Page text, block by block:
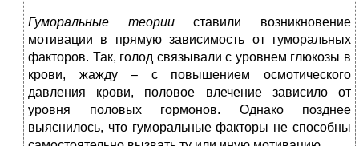
Гуморальные теорииставили возникновение
мотивации в прямую зависимость от гуморальных
факторов. Так, голод связывали с уровнем глюкозы в
крови, жажду – с повышением осмотического
давления крови, половое влечение зависило от
уровня половых гормонов. Однако позднее
выяснилось, что гуморальные факторы не способны